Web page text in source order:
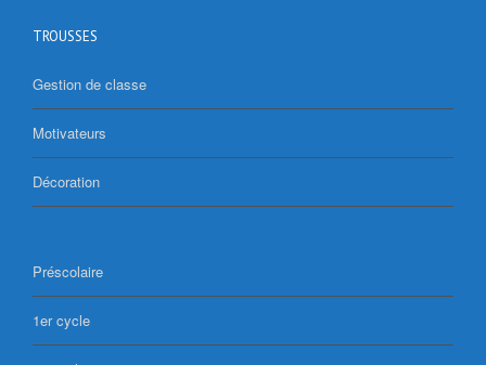
TROUSSES
Gestion de classe
Motivateurs
Décoration
Préscolaire
1er cycle